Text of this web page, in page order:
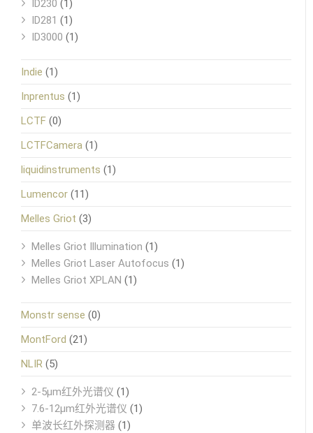
ID230 (1)
ID281 (1)
ID3000 (1)
Indie (1)
Inprentus (1)
LCTF (0)
LCTFCamera (1)
liquidinstruments (1)
Lumencor (11)
Melles Griot (3)
Melles Griot Illumination (1)
Melles Griot Laser Autofocus (1)
Melles Griot XPLAN (1)
Monstr sense (0)
MontFord (21)
NLIR (5)
2-5μm红外光谱仪 (1)
7.6-12μm红外光谱仪 (1)
单波长红外探测器 (1)